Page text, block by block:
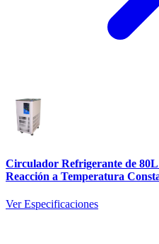
Circulador Refrigerante de
Reacción a Temperatura
Ver Especificaciones